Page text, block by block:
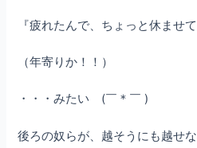
『疲れたんで、ちょっと休ませ
（年寄りか！！）
・・・みたい (￣＊￣ )
後ろの奴らが、越そうにも越せ